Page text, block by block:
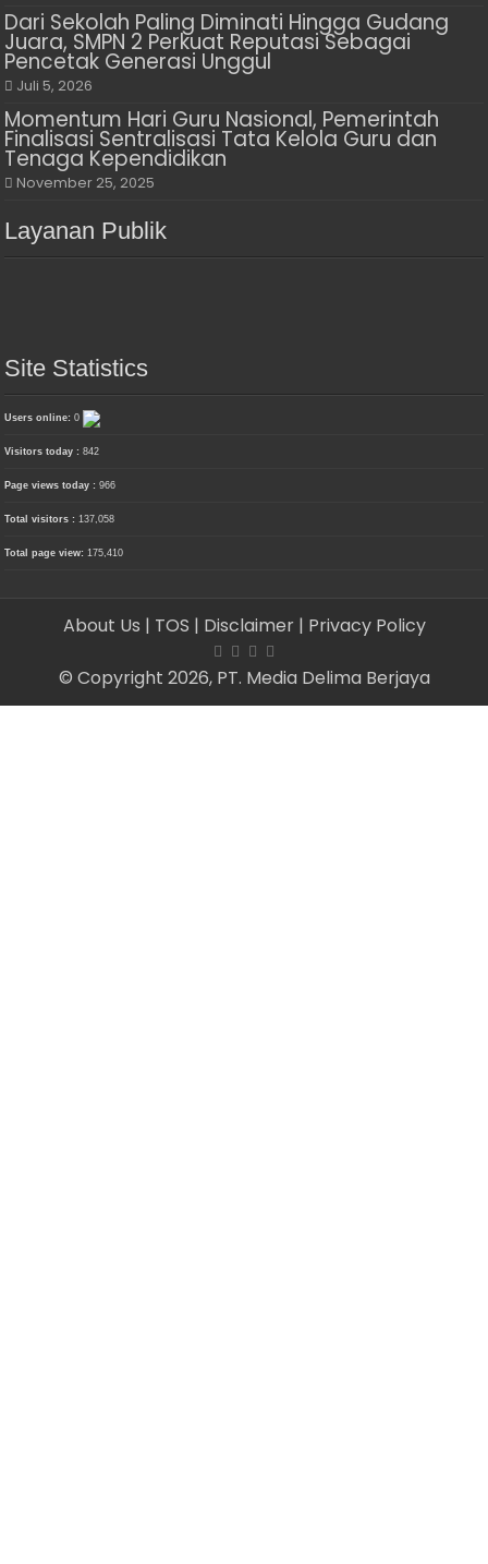
Dari Sekolah Paling Diminati Hingga Gudang
Juara, SMPN 2 Perkuat Reputasi Sebagai
Pencetak Generasi Unggul
Juli 5, 2026
Momentum Hari Guru Nasional, Pemerintah
Finalisasi Sentralisasi Tata Kelola Guru dan
Tenaga Kependidikan
November 25, 2025
Layanan Publik
Site Statistics
Users online:0
Visitors today :842
Page views today :966
Total visitors :137,058
Total page view:175,410
About Us | TOS | Disclaimer | Privacy Policy
© Copyright 2026, PT. Media Delima Berjaya